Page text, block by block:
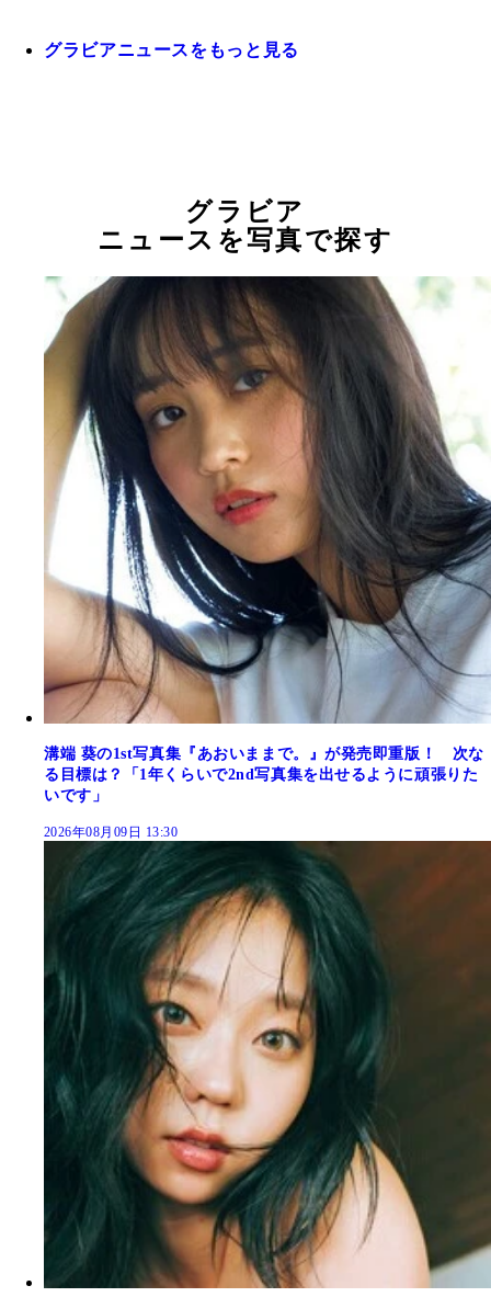
グラビアニュースをもっと見る
グラビア
ニュースを写真で探す
溝端 葵の1st写真集『あおいままで。』が発売即重版！ 次な
る目標は？「1年くらいで2nd写真集を出せるように頑張りた
いです」
2026年08月09日 13:30